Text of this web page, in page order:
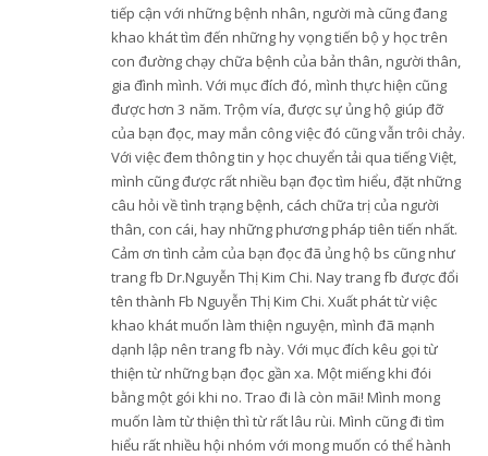
tiếp cận với những bệnh nhân, người mà cũng đang
khao khát tìm đến những hy vọng tiến bộ y học trên
con đường chạy chữa bệnh của bản thân, người thân,
gia đình mình. Với mục đích đó, mình thực hiện cũng
được hơn 3 năm. Trộm vía, được sự ủng hộ giúp đỡ
của bạn đọc, may mắn công việc đó cũng vẫn trôi chảy.
Với việc đem thông tin y học chuyển tải qua tiếng Việt,
mình cũng được rất nhiều bạn đọc tìm hiểu, đặt những
câu hỏi về tình trạng bệnh, cách chữa trị của người
thân, con cái, hay những phương pháp tiên tiến nhất.
Cảm ơn tình cảm của bạn đọc đã ủng hộ bs cũng như
trang fb Dr.Nguyễn Thị Kim Chi. Nay trang fb được đổi
tên thành Fb Nguyễn Thị Kim Chi. Xuất phát từ việc
khao khát muốn làm thiện nguyện, mình đã mạnh
dạnh lập nên trang fb này. Với mục đích kêu gọi từ
thiện từ những bạn đọc gần xa. Một miếng khi đói
bằng một gói khi no. Trao đi là còn mãi! Mình mong
muốn làm từ thiện thì từ rất lâu rùi. Mình cũng đi tìm
hiểu rất nhiều hội nhóm với mong muốn có thể hành